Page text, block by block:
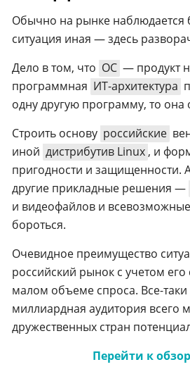
Обычно на рынке наблюдается
ситуация иная — здесь
Дело в том, что ОС — продукт
программная ИТ-архитектура
одну другую программу, то
Строить основу российские
иной дистрибутив Linux , и
пригодности и защищенности.
другие прикладные решения —
и видеофайлов и
бороться.
Очевидное преимущество
российский рынок с учетом
малом объеме спроса. Все-
миллиардная аудитория всего
дружественных стран
Перейти к